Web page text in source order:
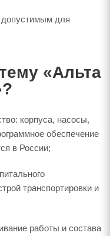
допустимым для
«Альта
корпуса, насосы,
обеспечение
в России;
транспортировки и
работы и состава